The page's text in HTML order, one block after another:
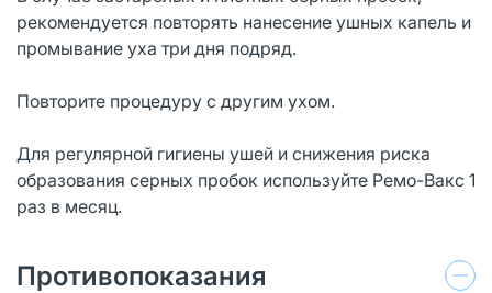
рекомендуется повторять нанесение ушных капель и
промывание уха три дня подряд.
Повторите процедуру с другим ухом.
Для регулярной гигиены ушей и снижения риска
образования серных пробок используйте Ремо-Вакс 1
раз в месяц.
Противопоказания